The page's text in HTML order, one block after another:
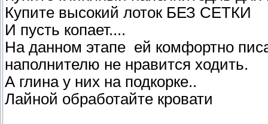
Купите высокий лоток БЕЗ СЕТКИ
И пусть копает....
На данном этапе ей комфортно
наполнителю не нравится ходить.
А глина у них на подкорке..
Лайной обработайте кровати